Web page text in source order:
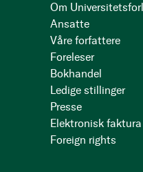
Om
Ansatte
Våre forfattere
Foreleser
Bokhandel
Ledige stillinger
Presse
Elektronisk faktura
Foreign rights